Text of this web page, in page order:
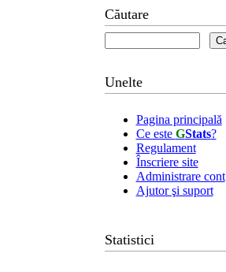
Căutare
Unelte
Pagina principală
Ce este GStats?
Regulament
Înscriere site
Administrare cont
Ajutor şi suport
Statistici